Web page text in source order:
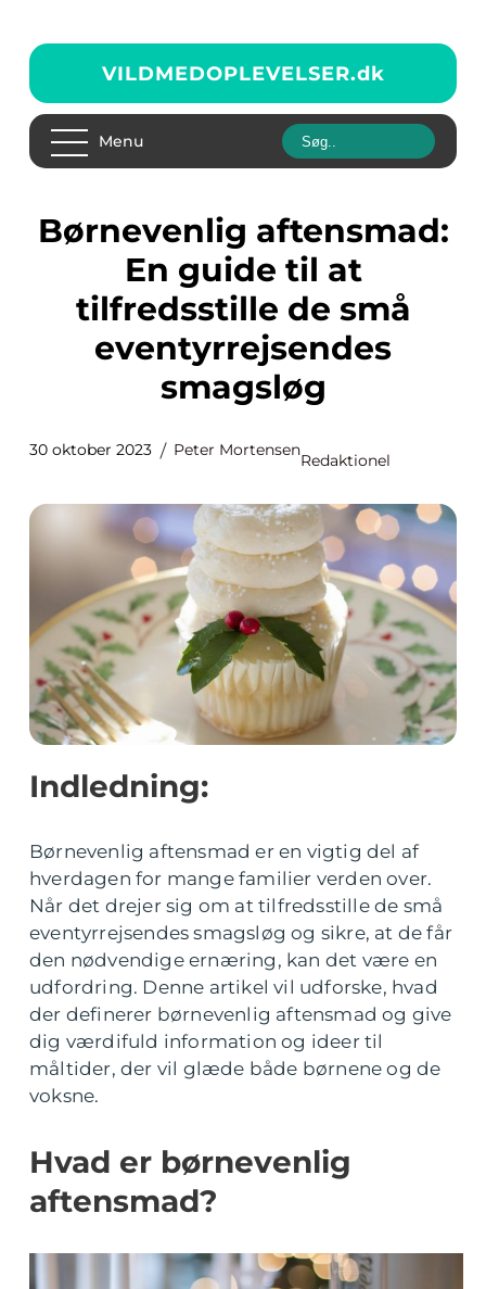
VILDMEDOPLEVELSER.dk
Menu
Børnevenlig aftensmad:
En guide til at
tilfredsstille de små
eventyrrejsendes
smagsløg
30 oktober 2023 Peter Mortensen
Redaktionel
Indledning:
Børnevenlig aftensmad er en vigtig del af
hverdagen for mange familier verden over.
Når det drejer sig om at tilfredsstille de små
eventyrrejsendes smagsløg og sikre, at de får
den nødvendige ernæring, kan det være en
udfordring. Denne artikel vil udforske, hvad
der definerer børnevenlig aftensmad og give
dig værdifuld information og ideer til
måltider, der vil glæde både børnene og de
voksne.
Hvad er børnevenlig
aftensmad?